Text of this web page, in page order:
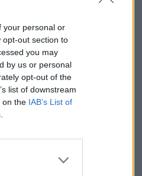
your personal or
opt-out section to
you may
by us or personal
opt-out of the
list of downstream
on the IAB’s List of